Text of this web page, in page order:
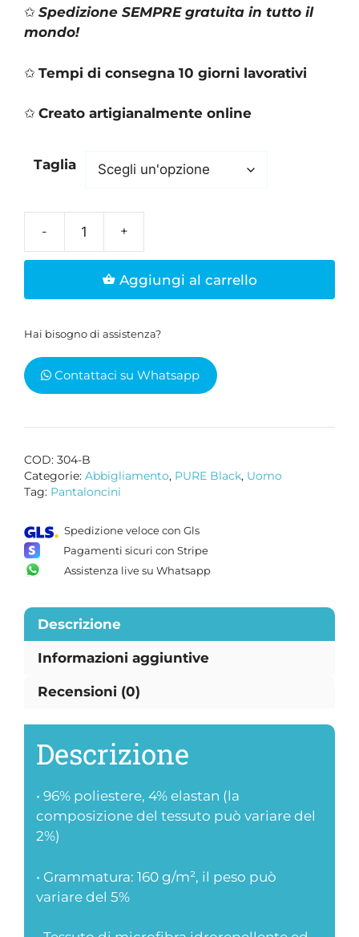
✩ Spedizione SEMPRE gratuita in tutto il
mondo!
✩ Tempi di consegna 10 giorni lavorativi
✩ Creato artigianalmente online
Taglia
sportivi
neri
da
quantità
Aggiungi al carrello
Hai bisogno di assistenza?
Contattaci su Whatsapp
COD: 304-B
Categorie: Abbigliamento, PURE Black, Uomo
Tag: Pantaloncini
Spedizione veloce con Gls
Pagamenti sicuri con Stripe
Assistenza live su Whatsapp
Descrizione
Informazioni aggiuntive
Recensioni (0)
Descrizione
• 96% poliestere, 4% elastan (la
composizione del tessuto può variare del
2%)
• Grammatura: 160 g/m², il peso può
variare del 5%